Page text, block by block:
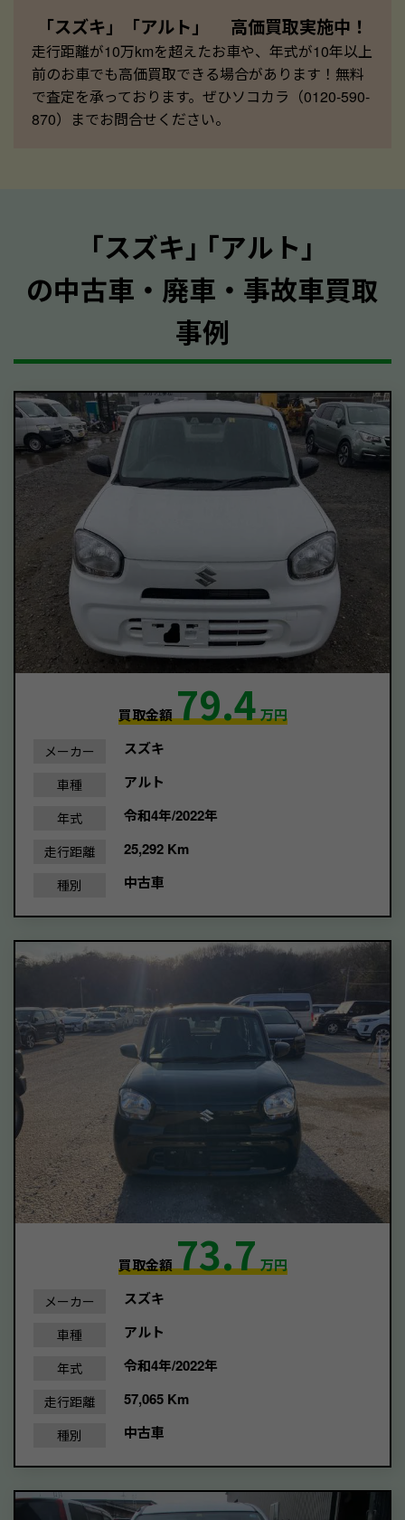
「スズキ」「アルト」 高価買取実施中！
走行距離が10万kmを超えたお車や、年式が10年以上
前のお車でも高価買取できる場合があります！無料
で査定を承っております。ぜひソコカラ（0120-590-
870）までお問合せください。
｢スズキ｣ ｢アルト｣
の中古車・廃車・事故車買取
事例
買取金額79.4万円
メーカー スズキ
車種 アルト
年式 令和4年/2022年
走行距離 25,292 Km
種別 中古車
買取金額73.7万円
メーカー スズキ
車種 アルト
年式 令和4年/2022年
走行距離 57,065 Km
種別 中古車